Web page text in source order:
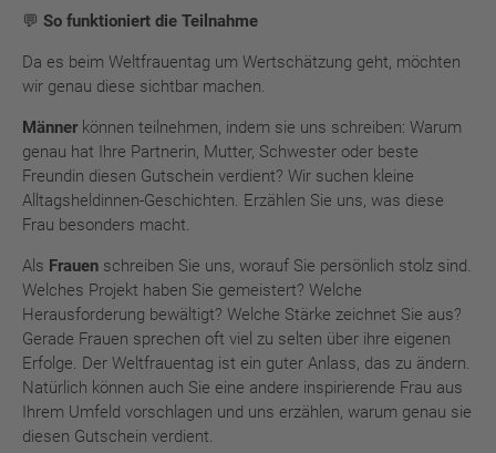
💬 So funktioniert die Teilnahme
Da es beim Weltfrauentag um Wertschätzung geht, möchten
wir genau diese sichtbar machen.
Männer können teilnehmen, indem sie uns schreiben: Warum
genau hat Ihre Partnerin, Mutter, Schwester oder beste
Freundin diesen Gutschein verdient? Wir suchen kleine
Alltagsheldinnen-Geschichten. Erzählen Sie uns, was diese
Frau besonders macht.
Als Frauen schreiben Sie uns, worauf Sie persönlich stolz sind.
Welches Projekt haben Sie gemeistert? Welche
Herausforderung bewältigt? Welche Stärke zeichnet Sie aus?
Gerade Frauen sprechen oft viel zu selten über ihre eigenen
Erfolge. Der Weltfrauentag ist ein guter Anlass, das zu ändern.
Natürlich können auch Sie eine andere inspirierende Frau aus
Ihrem Umfeld vorschlagen und uns erzählen, warum genau sie
diesen Gutschein verdient.